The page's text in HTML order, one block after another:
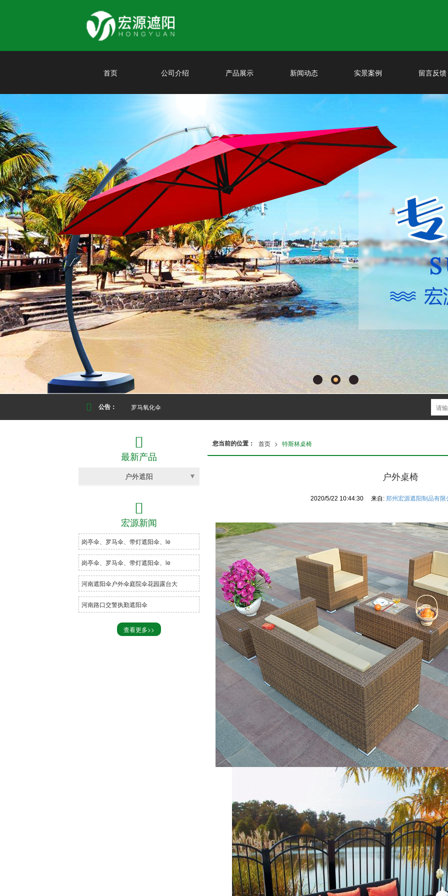
首页 公司介绍 产品展示 新闻动态 实景案例 留言反馈
公告： 罗马氧化伞
您当前的位置： 首页 > 特斯林桌椅
户外桌椅
2020/5/22 10:44:30 来自:郑州宏源遮阳制品有

最新产品
户外遮阳
岗亭伞
中柱伞
三角棚
凉亭
摇椅
户外桌椅

宏源新闻
岗亭伞、罗马伞、带灯遮阳伞、le
岗亭伞、罗马伞、带灯遮阳伞、le
河南遮阳伞户外伞庭院伞花园露台大
河南路口交警执勤遮阳伞
查看更多>>